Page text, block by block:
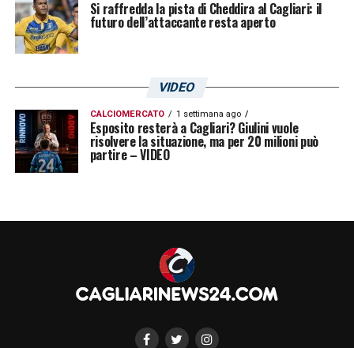
Si raffredda la pista di Cheddira al Cagliari: il
futuro dell’attaccante resta aperto
VIDEO
CALCIOMERCATO 1 settimana ago
Esposito resterà a Cagliari? Giulini vuole
risolvere la situazione, ma per 20 milioni può
partire – VIDEO